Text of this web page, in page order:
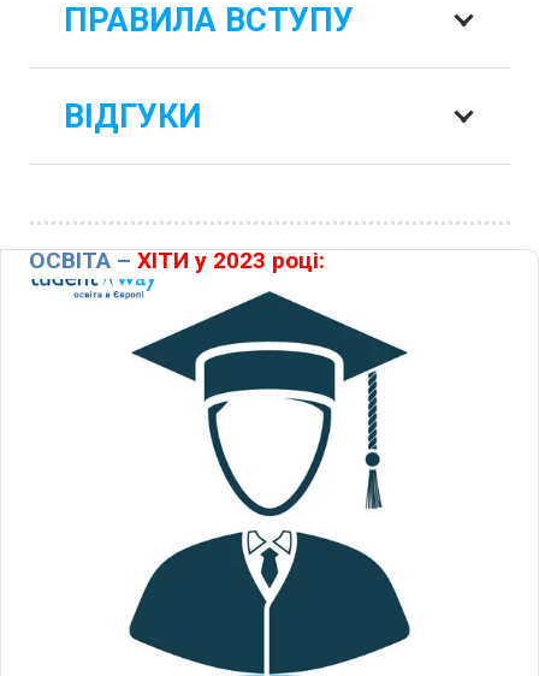
ПРАВИЛА ВСТУПУ
ВІДГУКИ
ОСВІТА – ХІТИ у 2023 році: